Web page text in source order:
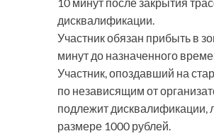
10 минут после закрытия
дисквалификации.
Участник обязан прибыть в
минут до назначенного
Участник, опоздавший на
по независящим от
подлежит дисквалификации,
размере 1000 рублей.